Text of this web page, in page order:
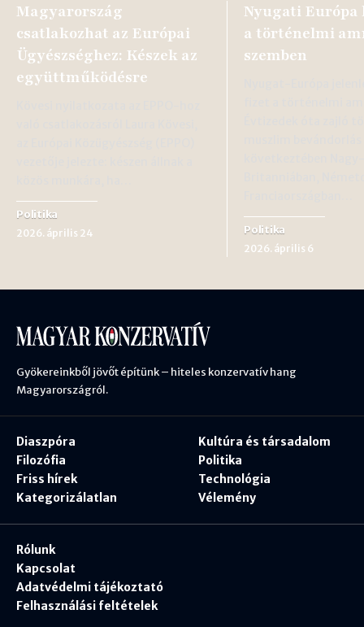
Magyarország
csatlakozhat az Európai
Ügyészséghez: Készek az
együttműködésre
Politika
2026. április 24
Nyugati Európa
a történelmi
szemben
Politika
2026. április 6
Gyökereinkből jövőt építünk – hiteles konzervatív hang
Magyarországról.
Diaszpóra
Filozófia
Friss hírek
Kategorizálatlan
Kultúra és társadalom
Politika
Technológia
Vélemény
Rólunk
Kapcsolat
Adatvédelmi tájékoztató
Felhasználási feltételek